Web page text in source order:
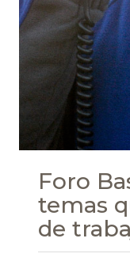
Foro
temas
de